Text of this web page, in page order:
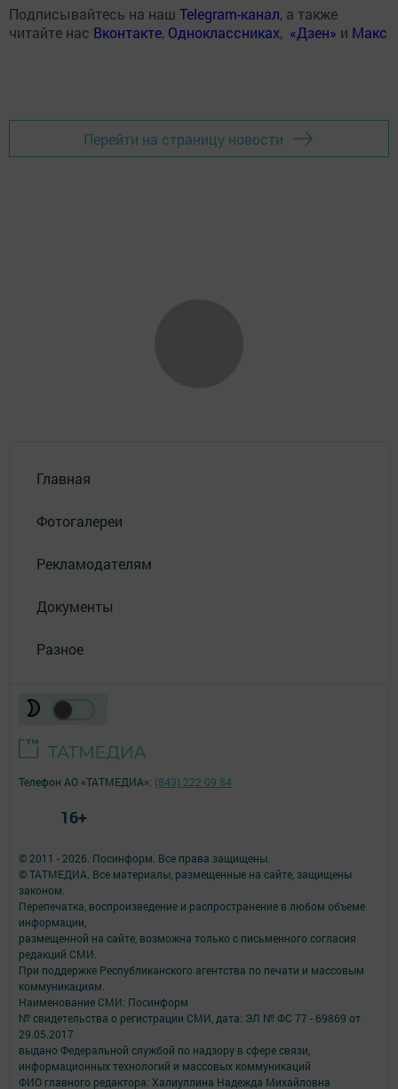
Подписывайтесь на наш Telegram-канал, а также
читайте нас Вконтакте, Одноклассниках, «Дзен» и Макс
Перейти на страницу новости
Главная
Фотогалереи
Рекламодателям
Документы
Разное
© 2011 - 2026. Посинформ. Все права защищены.
© ТАТМЕДИА. Все материалы, размещенные на сайте, защищены
законом.
Перепечатка, воспроизведение и распространение в любом объеме
информации,
размещенной на сайте, возможна только с письменного согласия
редакций СМИ.
При поддержке Республиканского агентства по печати и массовым
коммуникациям.
Наименование СМИ: Посинформ
№ свидетельства о регистрации СМИ, дата: ЭЛ № ФС 77 - 69869 от
29.05.2017
выдано Федеральной службой по надзору в сфере связи,
информационных технологий и массовых коммуникаций
ФИО главного редактора: Халиуллина Надежда Михайловна
Телефон АО «ТАТМЕДИА»: (843) 222 09 84
16+